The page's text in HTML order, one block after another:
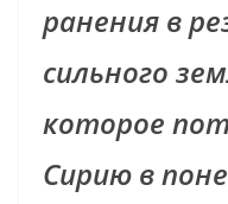
ранения в
сильного
которое
Сирию в